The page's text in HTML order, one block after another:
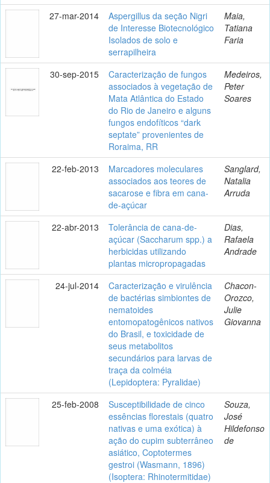
27-mar-2014
Aspergillus da seção Nigri
de Interesse Biotecnológico
Isolados de solo e
serrapilheira
Maia,
Tatiana
Faria
30-sep-2015
Caracterização de fungos
associados à vegetação de
Mata Atlântica do Estado
do Rio de Janeiro e alguns
fungos endofíticos “dark
septate” provenientes de
Roraima, RR
Medeiros,
Peter
Soares
22-feb-2013
Marcadores moleculares
associados aos teores de
sacarose e fibra em cana-
de-açúcar
Sanglard,
Natalia
Arruda
22-abr-2013
Tolerância de cana-de-
açúcar (Saccharum spp.) a
herbicidas utilizando
plantas micropropagadas
Dias,
Rafaela
Andrade
24-jul-2014
Caracterização e virulência
de bactérias simbiontes de
nematoides
entomopatogênicos nativos
do Brasil, e toxicidade de
seus metabolitos
secundários para larvas de
traça da colméia
(Lepidoptera: Pyralidae)
Chacon-
Orozco,
Julie
Giovanna
25-feb-2008
Susceptibilidade de cinco
essências florestais (quatro
nativas e uma exótica) à
ação do cupim subterrâneo
asiático, Coptotermes
gestroi (Wasmann, 1896)
(Isoptera: Rhinotermitidae)
Souza,
José
Hildefonso
de